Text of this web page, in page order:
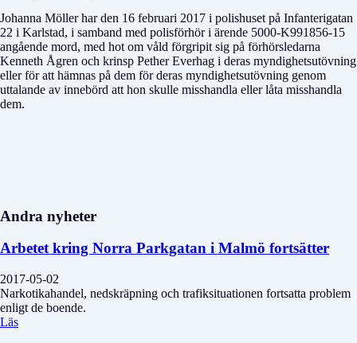
Johanna Möller har den 16 februari 2017 i polishuset på Infanterigatan
22 i Karlstad, i samband med polisförhör i ärende 5000-K991856-15
angående mord, med hot om våld förgripit sig på förhörsledarna
Kenneth Ågren och krinsp Pether Everhag i deras myndighetsutövning
eller för att hämnas på dem för deras myndighetsutövning genom
uttalande av innebörd att hon skulle misshandla eller låta misshandla
dem.
Andra nyheter
Arbetet kring Norra Parkgatan i Malmö fortsätter
2017-05-02
Narkotikahandel, nedskräpning och trafiksituationen fortsatta problem
enligt de boende.
Läs